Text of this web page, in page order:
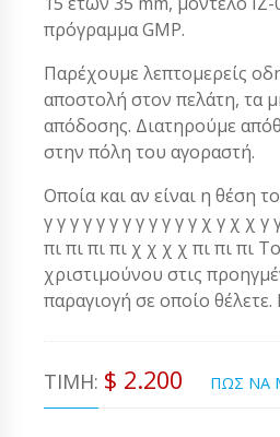
πρόγραμμα GMP.
Παρέχουμε λεπτομερείς
αποστολή στον πελάτη, τα
απόδοσης. Διατηρούμε
στην πόλη του αγοραστή.
Οποία και αν είναι η θέση
γ γ γ γ γ γ γ γ γ γ γ γ χ γ χ χ
πι πι πι πι χ χ χ χ πι πι πι
χριστιμούνου στις
παραγιογή σε οποίο
ΤΙΜΉ: $ 2.200 ΠΩΣ ΝΑ